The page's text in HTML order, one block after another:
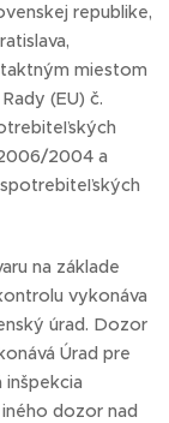
republike,
miestom
(EU) č.
2004 a
na základe
vykonáva
úrad. Dozor
Úrad pre
inšpekcia
dozor nad